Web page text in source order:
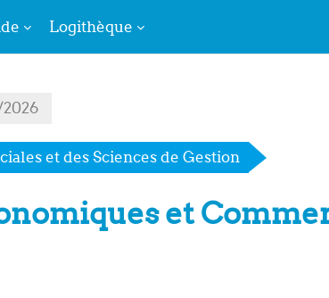
Logithèque
et des Sciences de Gestion
et